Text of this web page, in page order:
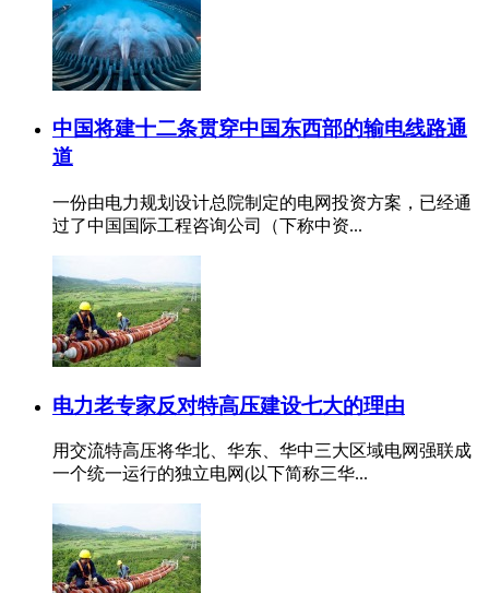
中国将建十二条贯穿中国东西部的输电线路通
道
一份由电力规划设计总院制定的电网投资方案，已经通
过了中国国际工程咨询公司（下称中资...
电力老专家反对特高压建设七大的理由
用交流特高压将华北、华东、华中三大区域电网强联成
一个统一运行的独立电网(以下简称三华...